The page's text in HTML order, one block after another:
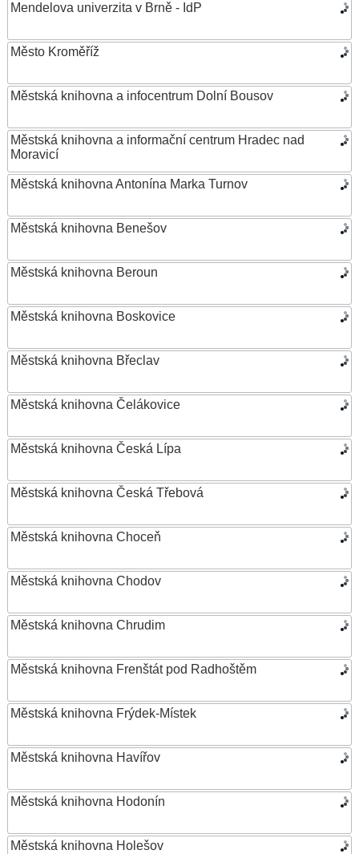
Mendelova univerzita v Brně - IdP
Město Kroměříž
Městská knihovna a infocentrum Dolní Bousov
Městská knihovna a informační centrum Hradec nad
Moravicí
Městská knihovna Antonína Marka Turnov
Městská knihovna Benešov
Městská knihovna Beroun
Městská knihovna Boskovice
Městská knihovna Břeclav
Městská knihovna Čelákovice
Městská knihovna Česká Lípa
Městská knihovna Česká Třebová
Městská knihovna Choceň
Městská knihovna Chodov
Městská knihovna Chrudim
Městská knihovna Frenštát pod Radhoštěm
Městská knihovna Frýdek-Místek
Městská knihovna Havířov
Městská knihovna Hodonín
Městská knihovna Holešov